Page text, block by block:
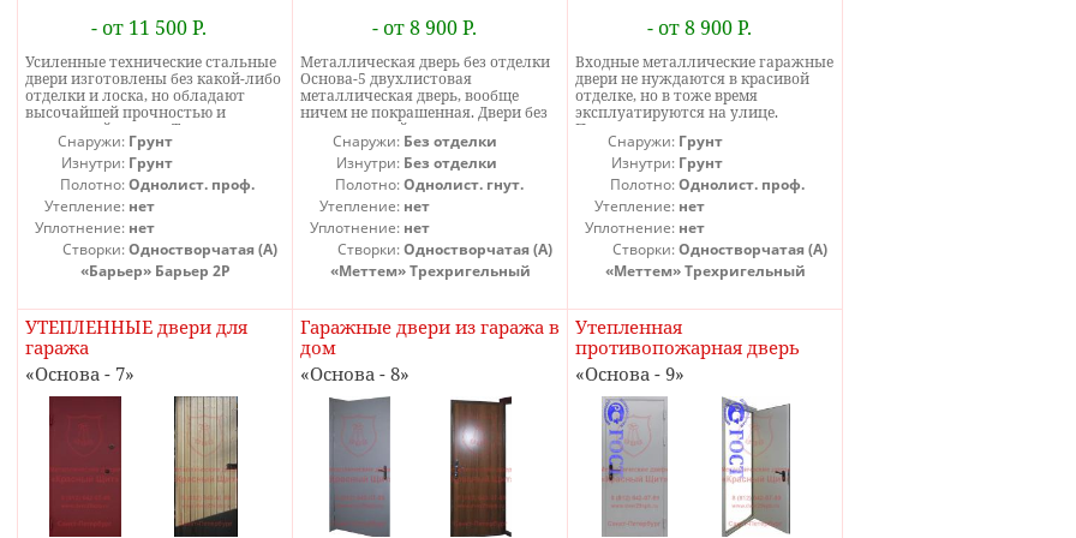
течение трех-четырех рабочих
- от 11 500 Р.
Усиленные технические стальные
двери изготовлены без какой-либо
отделки и лоска, но обладают
высочайшей прочностью и
взломостойкостью. Такая
техническая железная дверь
оснащена одним из мощнейших
замков Барьер. Для защиты от
спиливания петель подобная
строительно техническая дверь
оснащена противосъемными
штырями. Это техническая дверь
из 2 мм стали с несколькими
ребрами жесткости, поэтому по
намного более дорогим похожим
моделям. В почти такой же
комлектации возможно
изготовить и внутренние
технические двери.
Снаружи: Грунт
Изнутри: Грунт
Полотно:Однолист. проф.
Утепление: нет
Уплотнение: нет
Створки:Одностворчатая (А)
«Барьер» Барьер 2Р
- от 8 900 Р.
Металлическая дверь без отделки
Основа-5 двухлистовая
металлическая дверь, вообще
ничем не покрашенная. Двери без
отделки подойдут, когда в планах
покрасить дверь самостоятельно.
Металлическая дверь без отделки
укомплектована недорогим, но
достаточно надежным врезным
сувальдным замком с пластиковой
ручкой кнопкой и сделана из
стали толщиной, 2 мм, поэтому по
прочности металлическая дверь
без отделки не уступает никаким
индивидуальным дверям. Дверь
без отделки можно еще упростить,
установив вместо замка
проушины для навесного замка.
При этом конструкция останется
такой же крепкой и надежной, так
независимо от комплектации все
двери изготовлены из стали 2 мм.
Снаружи: Без отделки
Изнутри: Без отделки
Полотно:Однолист. гнут.
Утепление: нет
Уплотнение: нет
Створки:Одностворчатая (А)
«Меттем» Трехригельный
- от 8 900 Р.
Входные металлические гаражные
двери не нуждаются в красивой
отделке, но в тоже время
эксплуатируются на улице.
Покрытие грунтом как раз
подходит для этого, поэтому
гаражные железные двери в
большинстве своем просто
покрываются грунтом. Цена
металлических гаражных дверей
рассчитана для размера 2000x800
мм. Гаражные стальные двери
этой модели никакого утепления
не имеют. Можно купить
утепленном варианте, но для этого
они должны быть либо с вагонкой,
либо двухлистовыми.
Снаружи: Грунт
Изнутри: Грунт
Полотно:Однолист. проф.
Утепление: нет
Уплотнение: нет
Створки:Одностворчатая (А)
«Меттем» Трехригельный
УТЕПЛЕННЫЕ двери для
гаража
Основа - 7
Гаражные двери из гаража в
дом
Основа - 8
Утепленная
противопожарная дверь
EI60
Основа - 9